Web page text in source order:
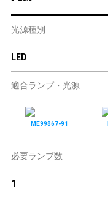
光源種別
LED
適合ランプ・光源
ME99867-91
必要ランプ数
1